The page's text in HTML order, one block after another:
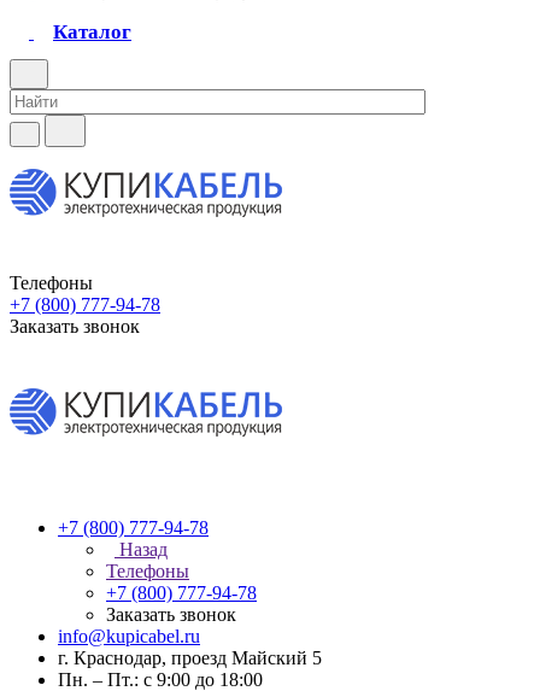
Каталог
Телефоны
+7 (800) 777-94-78
Заказать звонок
+7 (800) 777-94-78
Назад
Телефоны
+7 (800) 777-94-78
Заказать звонок
info@kupicabel.ru
г. Краснодар, проезд Майский 5
Пн. – Пт.: с 9:00 до 18:00